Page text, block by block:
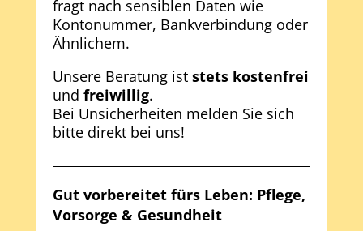
fragt nach sensiblen Daten wie
Kontonummer, Bankverbindung oder
Ähnlichem.
Unsere Beratung ist stets kostenfrei
und freiwillig.
Bei Unsicherheiten melden Sie sich
bitte direkt bei uns!
Gut vorbereitet fürs Leben: Pflege,
Vorsorge & Gesundheit